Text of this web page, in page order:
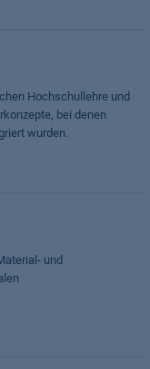
Hochschullehre und
bei denen
wurden.
und